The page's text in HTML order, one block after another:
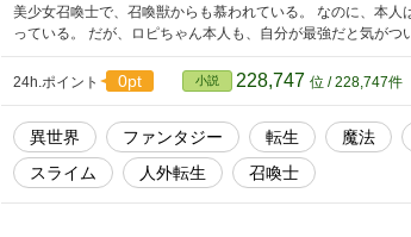
美少女召喚士で、召喚獣からも慕われている。 なのに、本
っている。 だが、ロピちゃん本人も、自分が最強だと気が
24h.ポイント 0pt 小説 228,747 位 / 228,747件
異世界 ファンタジー 転生 魔法
スライム
人外転生 召喚士